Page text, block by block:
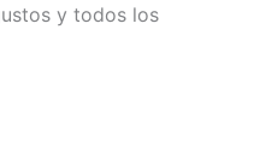
y todos los